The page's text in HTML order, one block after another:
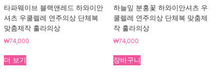
타파웨이브 블랙앤레드 하와이안
셔츠 우쿨렐레 연주의상 단체복
맞춤제작 훌라의상
₩74,000
더 보기
하늘잎 분홍꽃 하와이안셔츠 우
쿨렐레 연주의상 단체복 맞춤제
작 훌라의상
₩74,000
장바구니